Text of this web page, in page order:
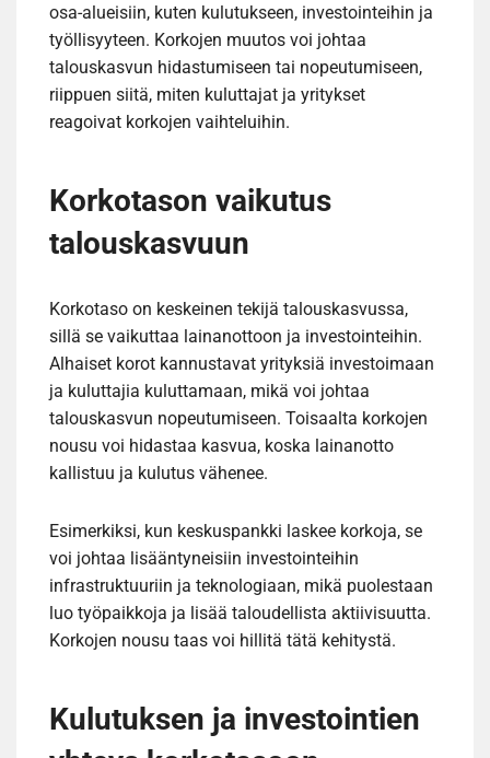
osa-alueisiin, kuten kulutukseen, investointeihin ja
työllisyyteen. Korkojen muutos voi johtaa
talouskasvun hidastumiseen tai nopeutumiseen,
riippuen siitä, miten kuluttajat ja yritykset
reagoivat korkojen vaihteluihin.
Korkotason vaikutus
talouskasvuun
Korkotaso on keskeinen tekijä talouskasvussa,
sillä se vaikuttaa lainanottoon ja investointeihin.
Alhaiset korot kannustavat yrityksiä investoimaan
ja kuluttajia kuluttamaan, mikä voi johtaa
talouskasvun nopeutumiseen. Toisaalta korkojen
nousu voi hidastaa kasvua, koska lainanotto
kallistuu ja kulutus vähenee.
Esimerkiksi, kun keskuspankki laskee korkoja, se
voi johtaa lisääntyneisiin investointeihin
infrastruktuuriin ja teknologiaan, mikä puolestaan
luo työpaikkoja ja lisää taloudellista aktiivisuutta.
Korkojen nousu taas voi hillitä tätä kehitystä.
Kulutuksen ja investointien